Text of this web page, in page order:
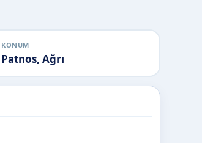
KONUM
Patnos, Ağrı